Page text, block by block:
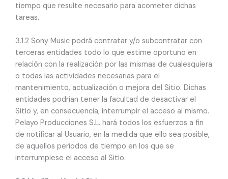
tiempo que resulte necesario para acometer dichas
tareas.
3.1.2 Sony Music podrá contratar y/o subcontratar con
terceras entidades todo lo que estime oportuno en
relación con la realización por las mismas de cualesquiera
o todas las actividades necesarias para el
mantenimiento, actualización o mejora del Sitio. Dichas
entidades podrían tener la facultad de desactivar el
Sitio y, en consecuencia, interrumpir el acceso al mismo.
Pelayo Producciones S.L. hará todos los esfuerzos a fin
de notificar al Usuario, en la medida que ello sea posible,
de aquellos períodos de tiempo en los que se
interrumpiese el acceso al Sitio.